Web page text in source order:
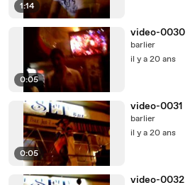
1:14
0:05
video-0030
barlier
il y a 20 ans
0:05
video-0031
barlier
il y a 20 ans
video-0032